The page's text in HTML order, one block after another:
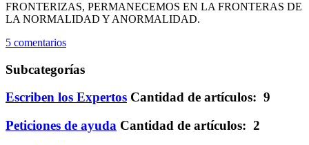
FRONTERIZAS, PERMANECEMOS EN LA FRONTERAS DE
LA NORMALIDAD Y ANORMALIDAD.
5 comentarios
Subcategorías
Escriben los Expertos Cantidad de artículos: 9
Peticiones de ayuda Cantidad de artículos: 2